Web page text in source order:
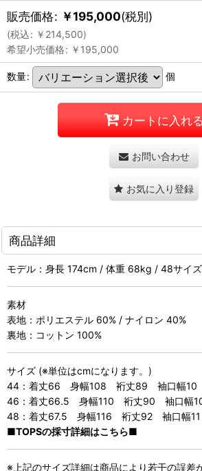
販売価格: ￥195,000(税別)
(税込: ￥ 214,500)
希望小売価格: ￥ 195,000
数量: 個
カートに入れ
お問い合わせ
お気に入り登録
商品詳細
モデル：身長 174cm / 体重 68kg / 48サイ
素材
表地：ポリエステル 60% / ナイロン 40%
裏地：コットン 100%
サイズ (※単位はcmになります。)
44：着丈66 身幅108 裄丈89 袖口幅10
46：着丈66.5 身幅110 裄丈90 袖口幅
48：着丈67.5 身幅116 裄丈92 袖口幅11
■TOPSの採寸詳細はこちら■
※上記のサイズ詳細は商品により若干の誤差